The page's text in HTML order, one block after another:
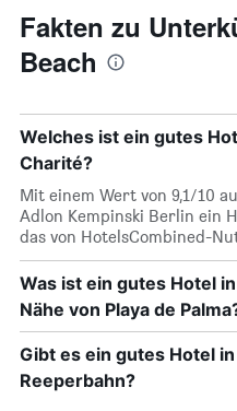
Fakten zu
Beach
Welches ist ein gutes
Charité?
Mit einem Wert von 9,1/10
Adlon Kempinski Berlin ein
das von HotelsCombined-
Was ist ein gutes Hotel
Nähe von Playa de
Gibt es ein gutes Hotel
Reeperbahn?